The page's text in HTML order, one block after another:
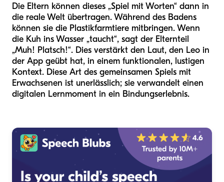
Die Eltern können dieses „Spiel mit Worten“ dann in
die reale Welt übertragen. Während des Badens
können sie die Plastikfarmtiere mitbringen. Wenn
die Kuh ins Wasser „taucht“, sagt der Elternteil
„Muh! Platsch!“. Dies verstärkt den Laut, den Leo in
der App geübt hat, in einem funktionalen, lustigen
Kontext. Diese Art des gemeinsamen Spiels mit
Erwachsenen ist unerlässlich; sie verwandelt einen
digitalen Lernmoment in ein Bindungserlebnis.